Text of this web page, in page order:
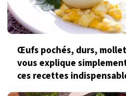
Œufs pochés, durs,
vous explique
ces recettes